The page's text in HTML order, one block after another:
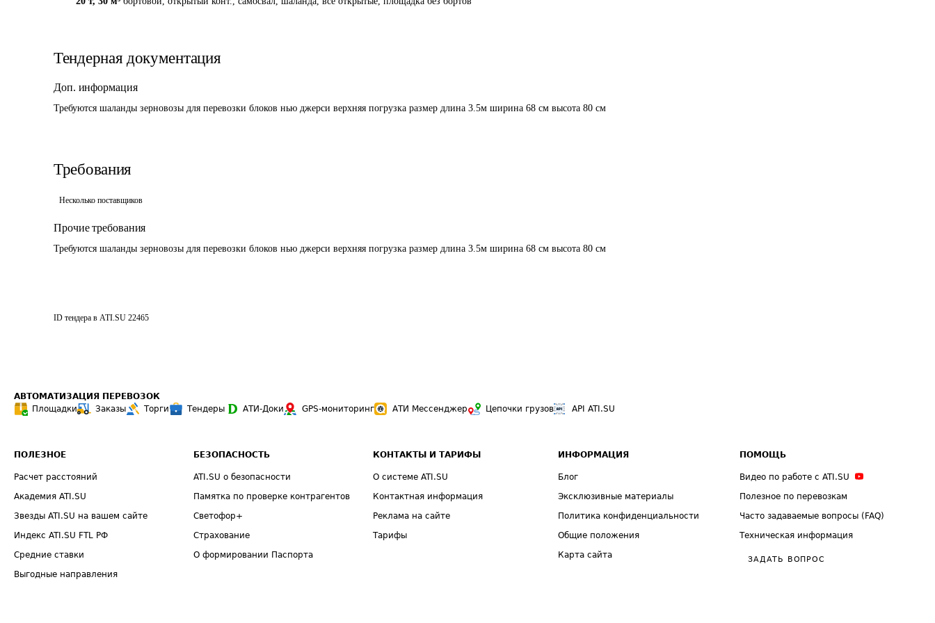
Тендерная документация
Доп. информация
Требуются шаланды зерновозы для перевозки блоков нью джерси верхняя погрузка размер длина 3.5м ширина 68 см высота 80 см
Требования
Несколько поставщиков
Прочие требования
Требуются шаланды зерновозы для перевозки блоков нью джерси верхняя погрузка размер длина 3.5м ширина 68 см высота 80 см
ID тендера в ATI.SU 22465
АВТОМАТИЗАЦИЯ ПЕРЕВОЗОК
Площадки
Заказы Торги Тендеры АТИ-Доки GPS-мониторинг АТИ Мессенджер Цепочки грузов API ATI.SU
ПОЛЕЗНОЕ
Расчет расстояний
Академия ATI.SU
Звезды ATI.SU на вашем сайте
Индекс ATI.SU FTL РФ
Средние ставки
Выгодные направления
БЕЗОПАСНОСТЬ
ATI.SU о безопасности
Памятка по проверке контрагентов
Светофор+
Страхование
О формировании Паспорта
КОНТАКТЫ И ТАРИФЫ
О системе ATI.SU
Контактная информация
Реклама на сайте
Тарифы
ИНФОРМАЦИЯ
Блог
Эксклюзивные материалы
Политика конфиденциальности
Общие положения
Карта сайта
ПОМОЩЬ
Видео по работе с ATI.SU
Полезное по перевозкам
Часто задаваемые вопросы (FAQ)
Техническая информация
ЗАДАТЬ ВОПРОС